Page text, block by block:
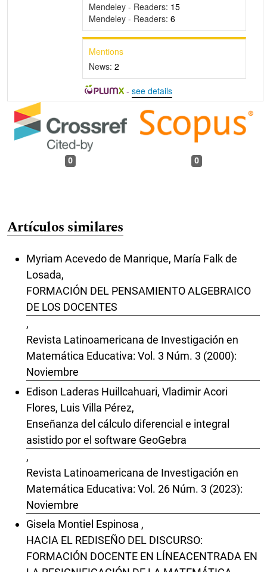
Mendeley - Readers: 15
Mendeley - Readers: 6
Mentions
News: 2
- see details
0 0
Artículos similares
Myriam Acevedo de Manrique, María Falk de
Losada,
FORMACIÓN DEL PENSAMIENTO ALGEBRAICO
DE LOS DOCENTES
,
Revista Latinoamericana de Investigación en
Matemática Educativa: Vol. 3 Núm. 3 (2000):
Noviembre
Edison Laderas Huillcahuari, Vladimir Acori
Flores, Luis Villa Pérez,
Enseñanza del cálculo diferencial e integral
asistido por el software GeoGebra
,
Revista Latinoamericana de Investigación en
Matemática Educativa: Vol. 26 Núm. 3 (2023):
Noviembre
Gisela Montiel Espinosa ,
HACIA EL REDISEÑO DEL DISCURSO:
FORMACIÓN DOCENTE EN LÍNEACENTRADA EN